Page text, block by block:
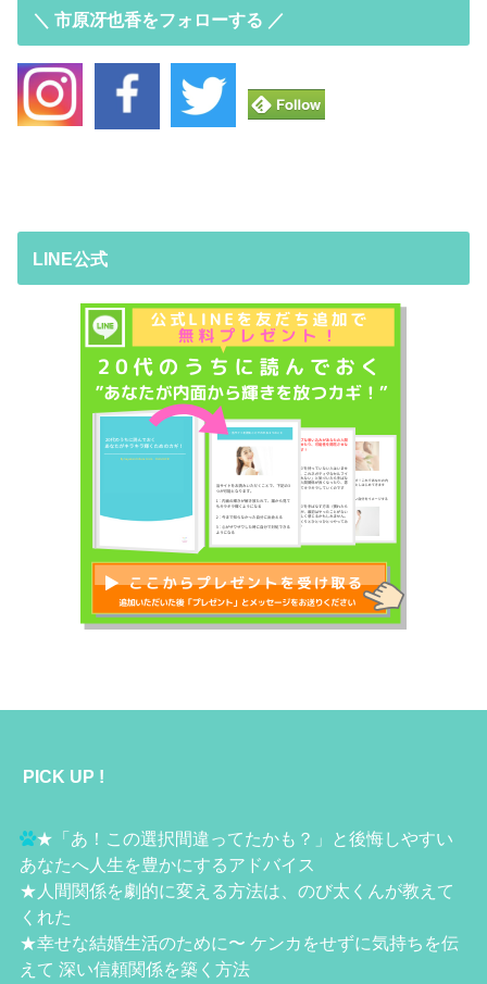
＼ 市原冴也香をフォローする ／
LINE公式
PICK UP !
★ 「あ！この選択間違ってたかも？」と後悔しやすい
あなたへ人生を豊かにするアドバイス
★ 人間関係を劇的に変える方法は、のび太くんが教えて
くれた
★幸せな結婚生活のために〜 ケンカをせずに気持ちを伝
えて 深い信頼関係を築く方法